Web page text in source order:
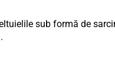
sub formă de